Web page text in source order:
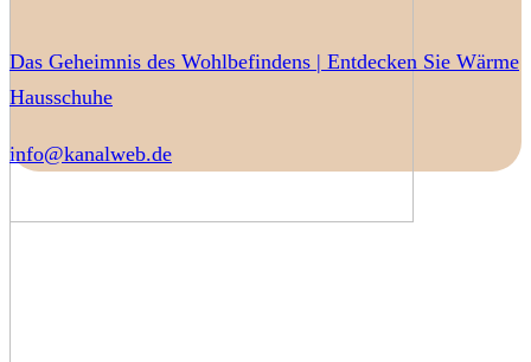
Das Geheimnis des Wohlbefindens | Entdecken Sie Wärme
Hausschuhe
info@kanalweb.de